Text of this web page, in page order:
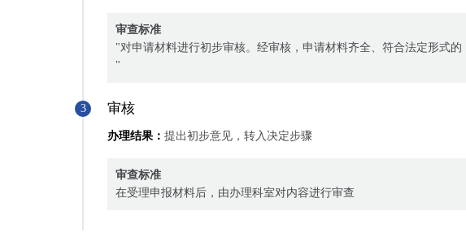
审查标准
"对申请材料进行初步审核。经审核，申请材料齐全、符合法定形式的
"
3 审核
办理结果： 提出初步意见，转入决定步骤
审查标准
在受理申报材料后，由办理科室对内容进行审查